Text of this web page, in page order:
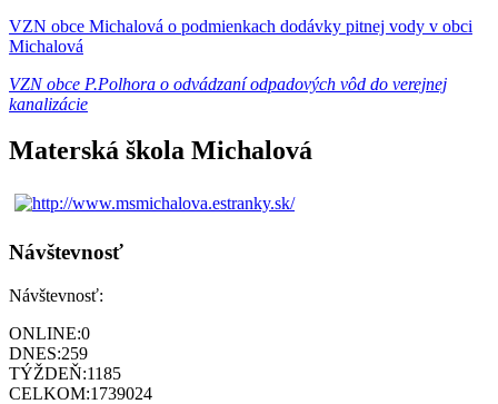
VZN obce Michalová o podmienkach dodávky pitnej vody v obci
Michalová
VZN obce P.Polhora o odvádzaní odpadových vôd do verejnej
kanalizácie
Materská škola Michalová
Návštevnosť
Návštevnosť:
ONLINE:0
DNES:259
TÝŽDEŇ:1185
CELKOM:1739024